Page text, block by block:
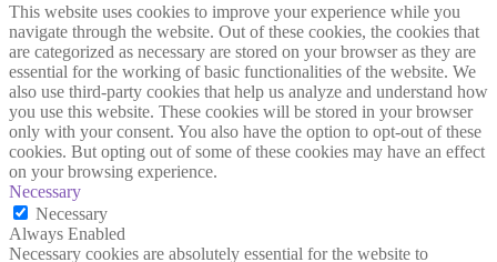
This website uses cookies to improve your experience while you
navigate through the website. Out of these cookies, the cookies that
are categorized as necessary are stored on your browser as they are
essential for the working of basic functionalities of the website. We
also use third-party cookies that help us analyze and understand how
you use this website. These cookies will be stored in your browser
only with your consent. You also have the option to opt-out of these
cookies. But opting out of some of these cookies may have an effect
on your browsing experience.
Necessary
Necessary
Always Enabled
Necessary cookies are absolutely essential for the website to